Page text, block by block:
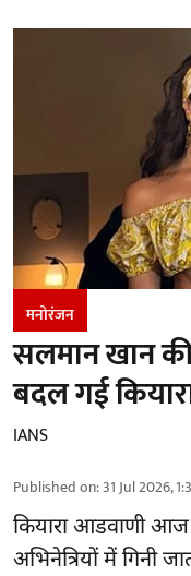
मनोरंजन
सलमान खान
बदल गई
IANS
Published on:31 Jul 2026,
कियारा आडवाणी
अभिनेत्रियों में गिनी